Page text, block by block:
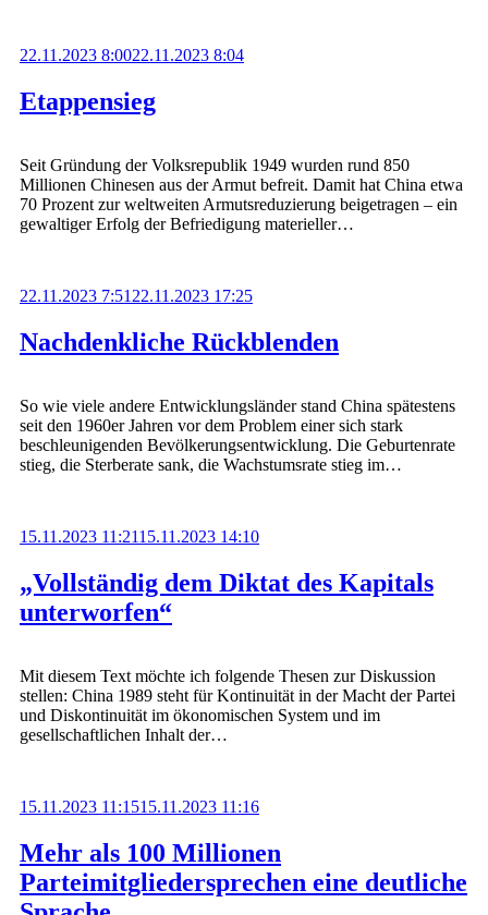
Etappensieg
22.11.2023 8:0022.11.2023 8:04
Seit Gründung der Volksrepublik 1949 wurden rund 850
Millionen Chinesen aus der Armut befreit. Damit hat China etwa
70 Prozent zur weltweiten Armutsreduzierung beigetragen – ein
gewaltiger Erfolg der Befriedigung materieller…
Nachdenkliche Rückblenden
22.11.2023 7:51 22.11.2023 17:25
So wie viele andere Entwicklungsländer stand China spätestens
seit den 1960er Jahren vor dem Problem einer sich stark
beschleunigenden Bevölkerungsentwicklung. Die Geburtenrate
stieg, die Sterberate sank, die Wachstumsrate stieg im…
„Vollständig dem Diktat des Kapitals
unterworfen“
15.11.2023 11:2115.11.2023 14:10
Mit diesem Text möchte ich folgende Thesen zur Diskussion
stellen: China 1989 steht für Kontinuität in der Macht der Partei
und Diskontinuität im ökonomischen System und im
gesellschaftlichen Inhalt der…
Mehr als 100 Millionen
Parteimitgliedersprechen eine deutliche
15.11.2023 11:1515.11.2023 11:16